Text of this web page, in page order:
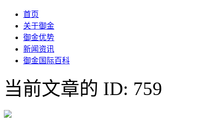
首页
关于御金
御金优势
新闻资讯
御金国际百科
当前文章的 ID: 759